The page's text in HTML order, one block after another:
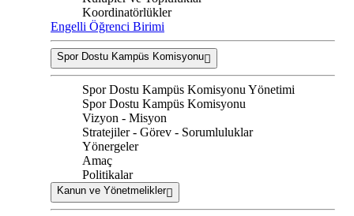
Koordinatörlükler
Engelli Öğrenci Birimi
Spor Dostu Kampüs Komisyonu
Spor Dostu Kampüs Komisyonu Yönetimi
Spor Dostu Kampüs Komisyonu
Vizyon - Misyon
Stratejiler - Görev - Sorumluluklar
Yönergeler
Amaç
Politikalar
Kanun ve Yönetmelikler